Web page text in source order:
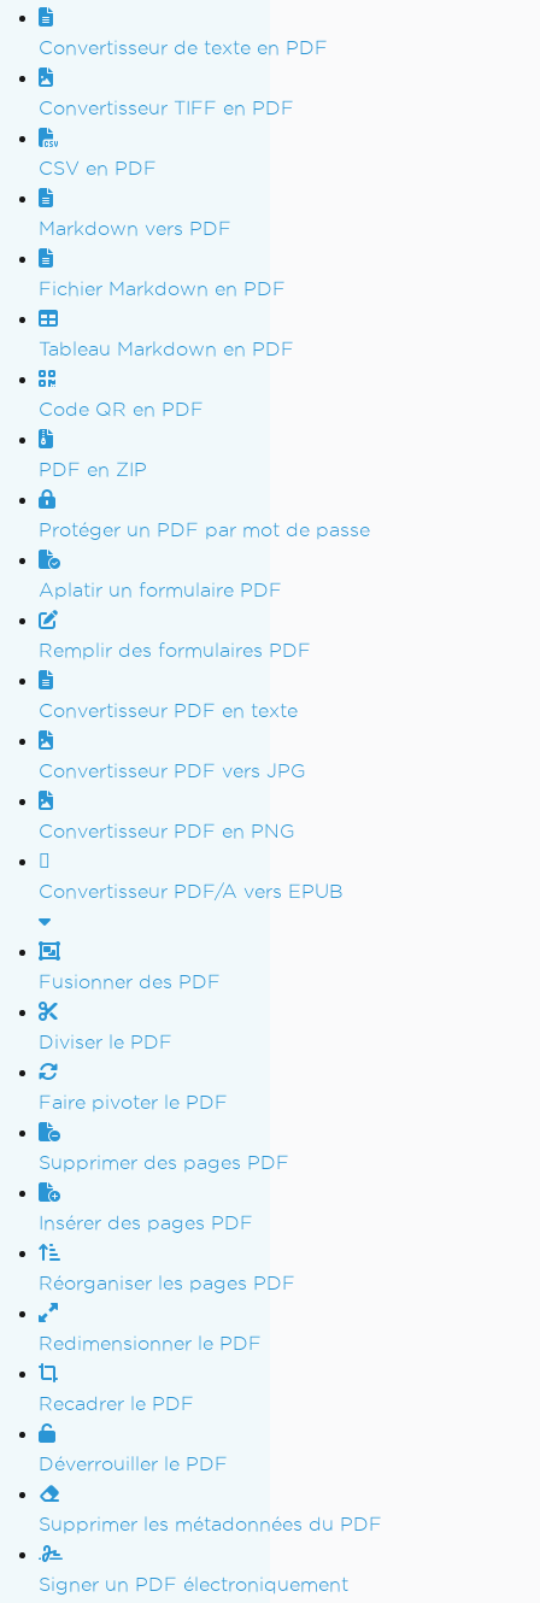
Convertisseur de texte en PDF
Convertisseur TIFF en PDF
CSV en PDF
Markdown vers PDF
Fichier Markdown en PDF
Tableau Markdown en PDF
Code QR en PDF
PDF en ZIP
Protéger un PDF par mot de passe
Aplatir un formulaire PDF
Remplir des formulaires PDF
Convertisseur PDF en texte
Convertisseur PDF vers JPG
Convertisseur PDF en PNG
Convertisseur PDF/A vers EPUB
Fusionner des PDF
Diviser le PDF
Faire pivoter le PDF
Supprimer des pages PDF
Insérer des pages PDF
Réorganiser les pages PDF
Redimensionner le PDF
Recadrer le PDF
Déverrouiller le PDF
Supprimer les métadonnées du PDF
Signer un PDF électroniquement